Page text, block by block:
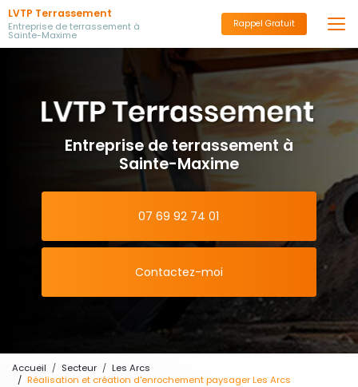
Aller
au
contenu
principal
LVTP Terrassement
Entreprise de terrassement à
Sainte-Maxime
Rappel Gratuit
Entreprise de terrassement à
Sainte-Maxime
07 69 92 74 01
Contactez-moi
Accueil Secteur
Les Arcs
Réalisation et création d'enrochement paysager Les Arcs